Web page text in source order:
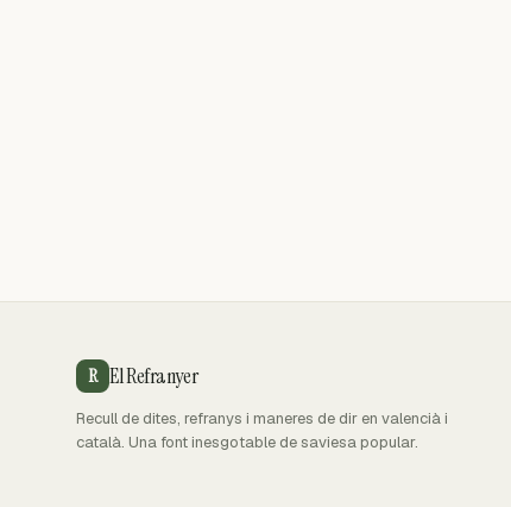
R El Refranyer
Recull de dites, refranys i maneres de dir en valencià i
català. Una font inesgotable de saviesa popular.